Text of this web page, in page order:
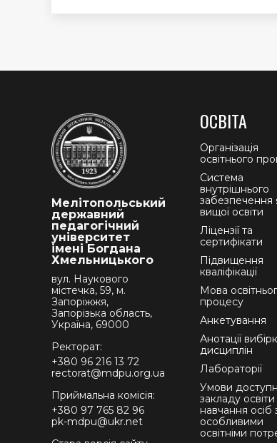
Мелітопольський
державний
педагогічний
університет
імені Богдана
Хмельницького
вул. Наукового
містечка, 59, м.
Запоріжжя,
Запорізька область,
Україна, 69000
Ректорат:
+380 96 216 13 72
rectorat@mdpu.org.ua
Приймальна комісія:
+380 97 765 82 96
pk-mdpu@ukr.net
ОСВІТА
Організація
освітнього
Система
внутрішнього
забезпечення
вищої освіти
Ліцензії та
сертифікати
Підвищення
кваліфікації
Мова
процесу
Анкетування
Анотації
дисциплін
Лабораторії
Умови
закладу
навчання осіб
особливими
освітніми